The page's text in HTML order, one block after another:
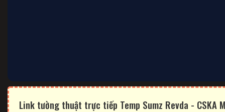
Link tường thuật trực tiếp Temp Sumz Revda -